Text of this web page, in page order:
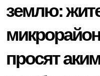
землю:
просят